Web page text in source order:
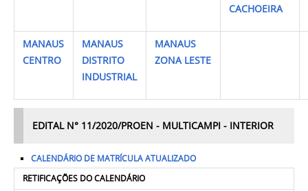
CACHOEIRA
MANAUS
CENTRO
MANAUS
DISTRITO
INDUSTRIAL
MANAUS
ZONA LESTE
EDITAL N° 11/2020/PROEN - MULTICAMPI - INTERIOR
CALENDÁRIO DE MATRÍCULA ATUALIZADO
RETIFICAÇÕES DO CALENDÁRIO